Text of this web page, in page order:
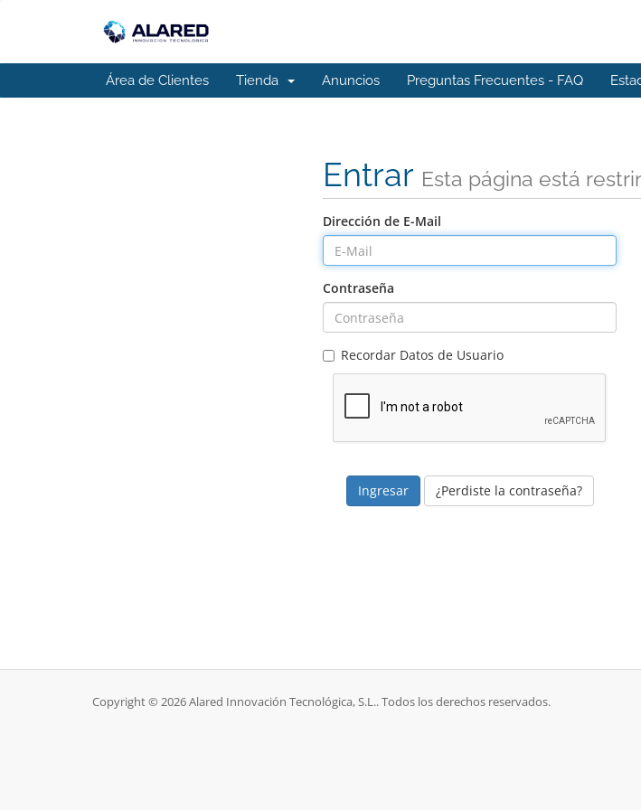
Área de Clientes Tienda Anuncios Preguntas Frecuentes - FAQ
Entrar Esta página está
Dirección de E-Mail
Contraseña
Recordar Datos de Usuario
¿Perdiste la contraseña?
Copyright © 2026 Alared Innovación Tecnológica, S.L.. Todos los derechos reservados.